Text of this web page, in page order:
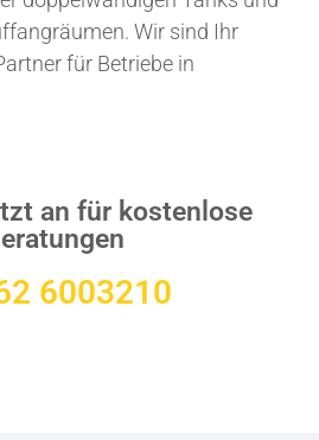
Wir sind Ihr
für Betriebe in
an für kostenlose
6003210